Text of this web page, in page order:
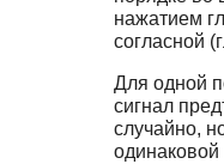
нажатием
согласной
Для одной
сигнал
случайно,
одинаковой